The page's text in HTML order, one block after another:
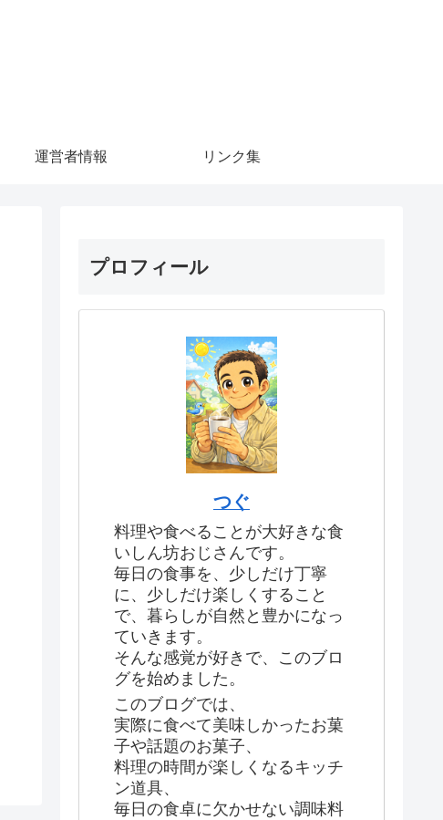
運営者情報 リンク集
プロフィール
つぐ
料理や食べることが大好きな食
いしん坊おじさんです。
毎日の食事を、少しだけ丁寧
に、少しだけ楽しくすること
で、暮らしが自然と豊かになっ
ていきます。
そんな感覚が好きで、このブロ
グを始めました。
このブログでは、
実際に食べて美味しかったお菓
子や話題のお菓子、
料理の時間が楽しくなるキッチ
ン道具、
毎日の食卓に欠かせない調味料